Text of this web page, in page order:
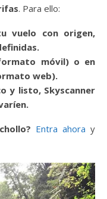
. Para ello:
vuelo con origen,
móvil) o en
web).
y listo, Skyscanner
Entra ahora y